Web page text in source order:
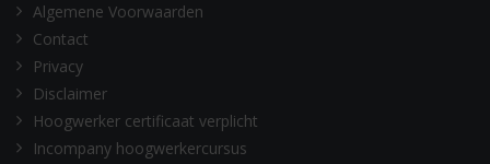
Algemene Voorwaarden
Contact
Privacy
Disclaimer
Hoogwerker certificaat verplicht
Incompany hoogwerkercursus